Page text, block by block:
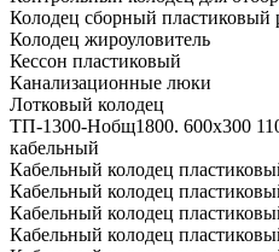
Колодец сборный пластиковый
Колодец жироуловитель
Кессон пластиковый
Канализационные люки
Лотковый колодец
ТП-1300-Hобщ1800. 600х300
кабельный
Кабельный колодец
Кабельный колодец
Кабельный колодец
Кабельный колодец